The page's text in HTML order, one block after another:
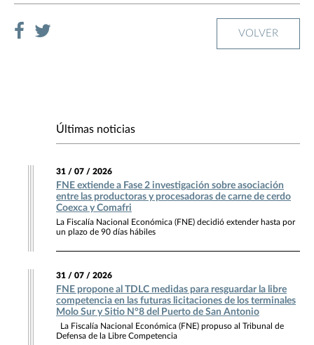
VOLVER
Últimas noticias
31 / 07 / 2026
FNE extiende a Fase 2 investigación sobre asociación
entre las productoras y procesadoras de carne de cerdo
Coexca y Comafri
La Fiscalía Nacional Económica (FNE) decidió extender hasta por
un plazo de 90 días hábiles
31 / 07 / 2026
FNE propone al TDLC medidas para resguardar la libre
competencia en las futuras licitaciones de los terminales
Molo Sur y Sitio N°8 del Puerto de San Antonio
La Fiscalía Nacional Económica (FNE) propuso al Tribunal de
Defensa de la Libre Competencia